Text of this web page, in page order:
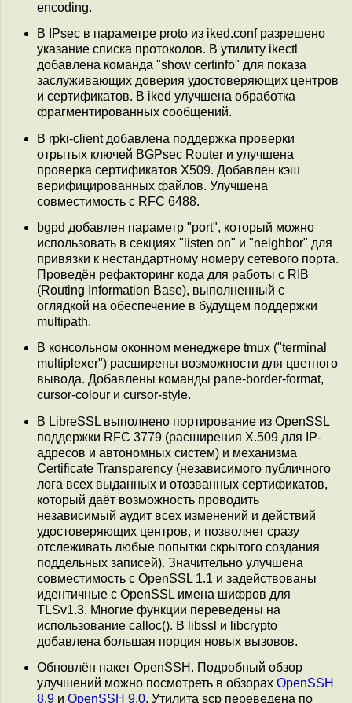
encoding.
В IPsec в параметре proto из iked.conf разрешено
указание списка протоколов. В утилиту ikectl
добавлена команда "show certinfo" для показа
заслуживающих доверия удостоверяющих центров
и сертификатов. В iked улучшена обработка
фрагментированных сообщений.
В rpki-client добавлена поддержка проверки
отрытых ключей BGPsec Router и улучшена
проверка сертификатов X509. Добавлен кэш
верифицированных файлов. Улучшена
совместимость с RFC 6488.
bgpd добавлен параметр "port", который можно
использовать в секциях "listen on" и "neighbor" для
привязки к нестандартному номеру сетевого порта.
Проведён рефакторинг кода для работы с RIB
(Routing Information Base), выполненный с
оглядкой на обеспечение в будущем поддержки
multipath.
В консольном оконном менеджере tmux ("terminal
multiplexer") расширены возможности для цветного
вывода. Добавлены команды pane-border-format,
cursor-colour и cursor-style.
В LibreSSL выполнено портирование из OpenSSL
поддержки RFC 3779 (расширения X.509 для IP-
адресов и автономных систем) и механизма
Certificate Transparency (независимого публичного
лога всех выданных и отозванных сертификатов,
который даёт возможность проводить
независимый аудит всех изменений и действий
удостоверяющих центров, и позволяет сразу
отслеживать любые попытки скрытого создания
поддельных записей). Значительно улучшена
совместимость с OpenSSL 1.1 и задействованы
идентичные с OpenSSL имена шифров для
TLSv1.3. Многие функции переведены на
использование calloc(). В libssl и libcrypto
добавлена большая порция новых вызовов.
Обновлён пакет OpenSSH. Подробный обзор
улучшений можно посмотреть в обзорах OpenSSH
8.9 и OpenSSH 9.0. Утилита scp переведена по